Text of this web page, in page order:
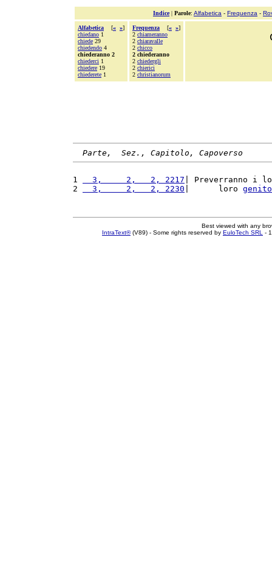
Indice| Parole: Alfabetica - Frequenza -
Alfabetica [« »]
chiedano 1
chiede 29
chiedendo 4
chiederanno 2
chiederci 1
chiedere 19
chiederete 1
Frequenza [« »]
2 chiameranno
2 chiaravalle
2 chicco
2 chiederanno
2 chiedergli
2 chierici
2 christianorum
Parte,  Sez., Capitolo, Capoverso
1
  3,     2,   2, 2217
| Preverranno i
2
  3,     2,   2, 2230
|      loro
Best viewed with any
IntraText®(V89) - Some rights reserved by EuloTech SRL -